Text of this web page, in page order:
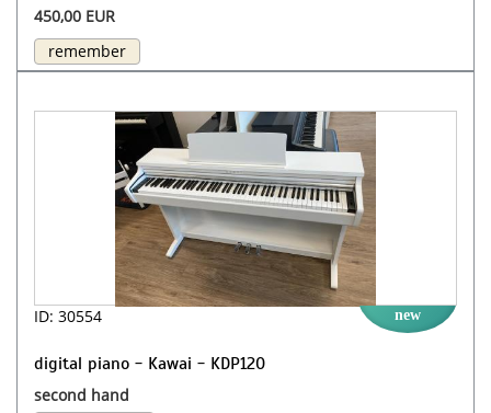
450,00 EUR
remember
ID: 30554 new
digital piano - Kawai - KDP120
second hand